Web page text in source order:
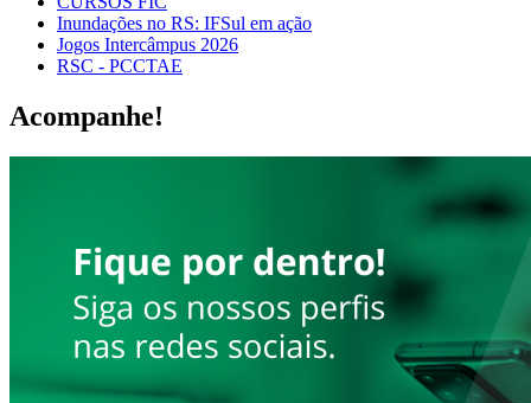
Inundações no RS: IFSul em ação
Jogos Intercâmpus 2026
RSC - PCCTAE
Acompanhe!